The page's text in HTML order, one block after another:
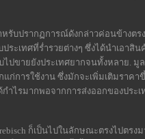
รับปรากฏการณ์ดังกล่าวค่อนข้างต
ะเทศที่ร่ำรวยต่างๆ ซึ่งได้นำเอาสิน
ปขายยังประเทศยากจนทั้งหลาย.
แก่การใช้งาน ซึ่งมักจะเพิ่มเติมรา
ำไรมากพอจากการส่งออกของประ
ก็เป็นไปในลักษณะตรงไปตร